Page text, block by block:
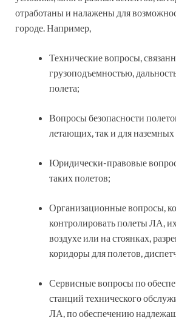
отработаны и налажены для
городе. Например,
Технические вопросы,
грузоподъемностью,
полета;
Вопросы безопасности
летающих, так и для
Юридически-правовые
таких полетов;
Организационные вопросы,
контролировать полеты ЛА,
воздухе или на стоянках,
коридоры для полетов,
Сервисные вопросы по
станций технического
ЛА, по обеспечению